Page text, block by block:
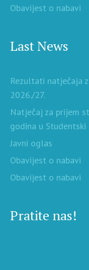
Obavijest o nabavi
Last News
Rezultati natječaja
2026./27.
Natječaj za prijem
godina u
Javni oglas
Obavijest o nabavi
Obavijest o nabavi
Pratite nas!